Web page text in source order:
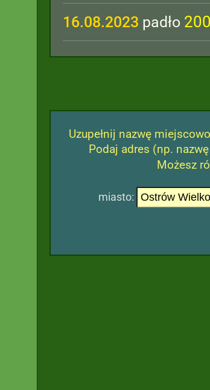
16.08.2023 padło
Uzupełnij nazwę
Podaj adres (np.
Możesz
miasto: